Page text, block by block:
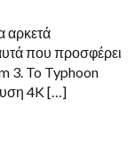
αρκετά
που προσφέρει
3. To Typhoon
4K […]